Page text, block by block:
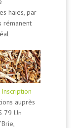
haies, par
rémanent
Inscription
auprès
79 Un